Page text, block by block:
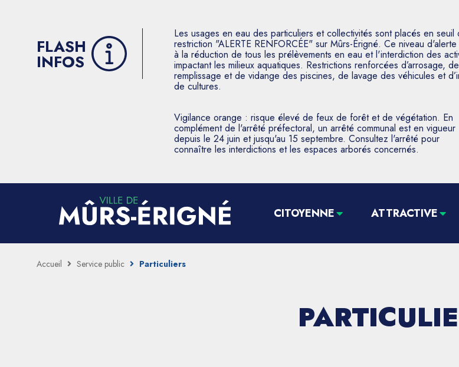
FLASH
INFOS
Les usages en eau des particuliers et collectivités sont placés en seuil
restriction "ALERTE RENFORCÉE" sur Mûrs-Érigné. Ce niveau
à la réduction de tous les prélèvements en eau et l'interdiction des
impactant les milieux aquatiques. Restrictions renforcées d’arrosage, de
remplissage et de vidange des piscines, de lavage des véhicules et
de cultures.
Vigilance orange : risque élevé de feux de forêt et de végétation. En
complément de l'arrêté préfectoral, un arrêté communal est en vigueur
depuis le 24 juin et jusqu'au 15 septembre. Consultez l'arrêté pour
connaître les interdictions et les espaces arborés concernés.
CITOYENNE ATTRACTIVE
Accueil Service public Particuliers